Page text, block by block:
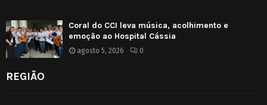
Coral do CCI leva música, acolhimento e
emoção ao Hospital Cássia
agosto 5, 2026 0
REGIÃO